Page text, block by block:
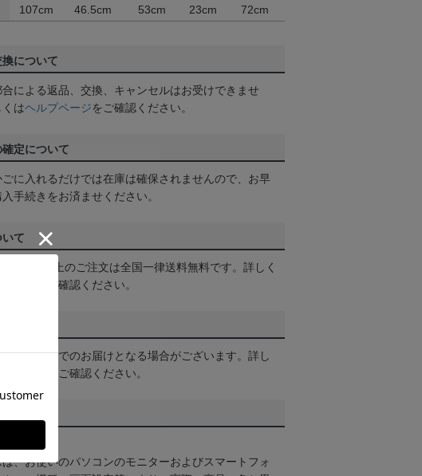
107cm 46.5cm 53cm 23cm 72cm
について
合による返品、交換、キャンセルはお受けできませ
くはヘルプページをご確認ください。
確定について
ごに入れるだけでは在庫は確保されませんので、お早
手続きをお済ませください。
て
税込）以上のご注文は全国一律送料無料です。詳しく
をご確認ください。
メール便でのお届けとなる場合がございます。詳し
ページ をご確認ください。
について】
、お使いのパソコンのモニターおよびスマートフォ